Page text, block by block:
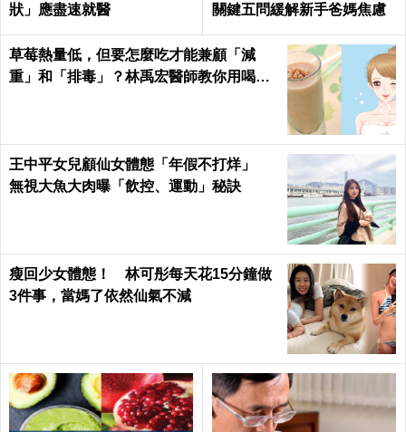
狀」應盡速就醫
關鍵五問緩解新手爸媽焦慮
草莓熱量低，但要怎麼吃才能兼顧「減
重」和「排毒」？林禹宏醫師教你用喝的
王中平女兒顧仙女體態「年假不打烊」
無視大魚大肉曝「飲控、運動」秘訣
瘦回少女體態！ 林可彤每天花15分鐘做
3件事，當媽了依然仙氣不減